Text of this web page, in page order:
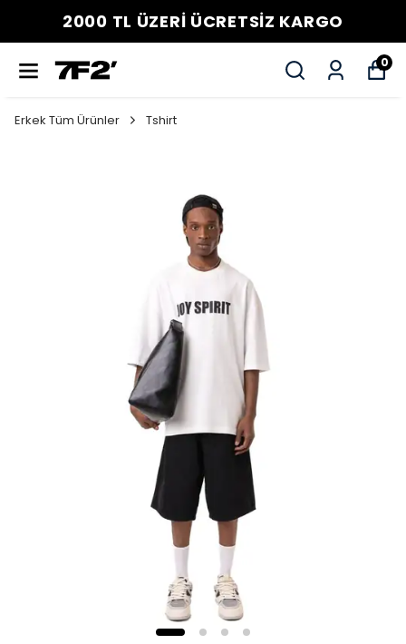
2000 TL ÜZERİ ÜCRETSİZ KARGO
0
Erkek Tüm Ürünler Tshirt